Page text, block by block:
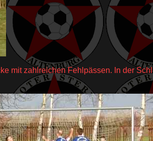
mit zahlreichen Fehlpässen. In der